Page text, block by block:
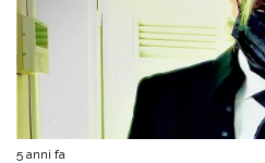
5 anni fa